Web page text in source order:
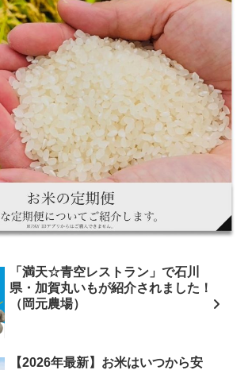
「満天☆青空レストラン」で石川
県・加賀丸いもが紹介されました！
（岡元農場）
【2026年最新】お米はいつから安